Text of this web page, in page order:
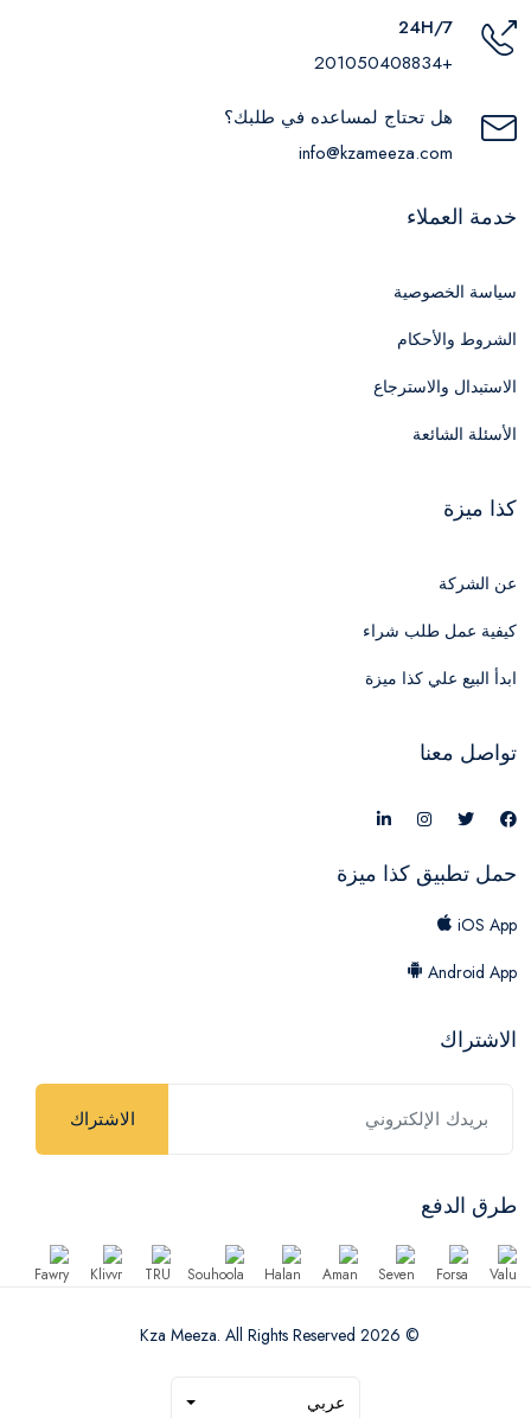
24H/7
+201050408834
هل تحتاج لمساعده في طلبك؟
info@kzameeza.com
خدمة العملاء
سياسة الخصوصية
الشروط والأحكام
الاستبدال والاسترجاع
الأسئلة الشائعة
كذا ميزة
عن الشركة
كيفية عمل طلب شراء
ابدأ البيع علي كذا ميزة
تواصل معنا
حمل تطبيق كذا ميزة
iOS App
Android App
الاشتراك
الاشتراك
طرق الدفع
© 2026 Kza Meeza. All Rights Reserved
عربي